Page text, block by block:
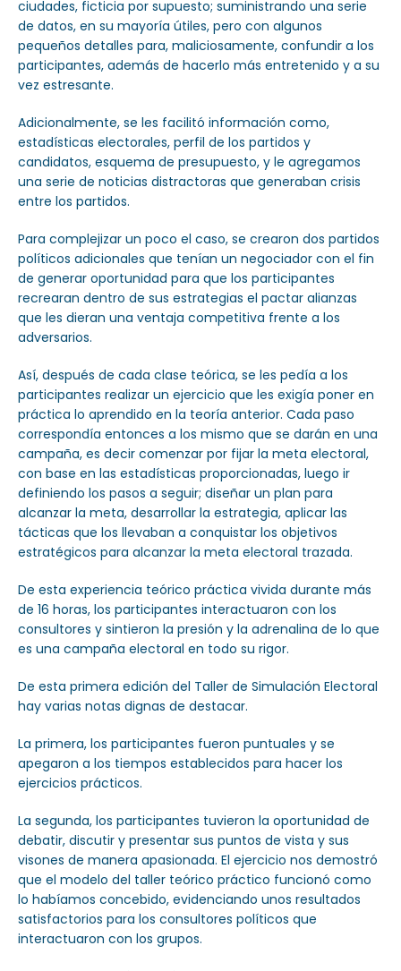
ciudades, ficticia por supuesto; suministrando una serie
de datos, en su mayoría útiles, pero con algunos
pequeños detalles para, maliciosamente, confundir a los
participantes, además de hacerlo más entretenido y a su
vez estresante.
Adicionalmente, se les facilitó información como,
estadísticas electorales, perfil de los partidos y
candidatos, esquema de presupuesto, y le agregamos
una serie de noticias distractoras que generaban crisis
entre los partidos.
Para complejizar un poco el caso, se crearon dos partidos
políticos adicionales que tenían un negociador con el fin
de generar oportunidad para que los participantes
recrearan dentro de sus estrategias el pactar alianzas
que les dieran una ventaja competitiva frente a los
adversarios.
Así, después de cada clase teórica, se les pedía a los
participantes realizar un ejercicio que les exigía poner en
práctica lo aprendido en la teoría anterior. Cada paso
correspondía entonces a los mismo que se darán en una
campaña, es decir comenzar por fijar la meta electoral,
con base en las estadísticas proporcionadas, luego ir
definiendo los pasos a seguir; diseñar un plan para
alcanzar la meta, desarrollar la estrategia, aplicar las
tácticas que los llevaban a conquistar los objetivos
estratégicos para alcanzar la meta electoral trazada.
De esta experiencia teórico práctica vivida durante más
de 16 horas, los participantes interactuaron con los
consultores y sintieron la presión y la adrenalina de lo que
es una campaña electoral en todo su rigor.
De esta primera edición del Taller de Simulación Electoral
hay varias notas dignas de destacar.
La primera, los participantes fueron puntuales y se
apegaron a los tiempos establecidos para hacer los
ejercicios prácticos.
La segunda, los participantes tuvieron la oportunidad de
debatir, discutir y presentar sus puntos de vista y sus
visones de manera apasionada. El ejercicio nos demostró
que el modelo del taller teórico práctico funcionó como
lo habíamos concebido, evidenciando unos resultados
satisfactorios para los consultores políticos que
interactuaron con los grupos.